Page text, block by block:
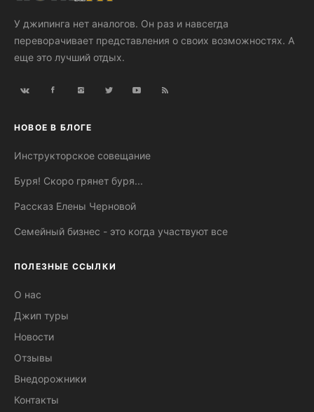
У джипинга нет аналогов. Он раз и навсегда
переворачивает представления о своих возможностях. А
еще это лучший отдых.
НОВОЕ В БЛОГЕ
Инструкторское совещание
Буря! Скоро грянет буря...
Рассказ Елены Черновой
Семейный бизнес - это когда участвуют все
ПОЛЕЗНЫЕ ССЫЛКИ
О нас
Джип туры
Новости
Отзывы
Внедорожники
Контакты